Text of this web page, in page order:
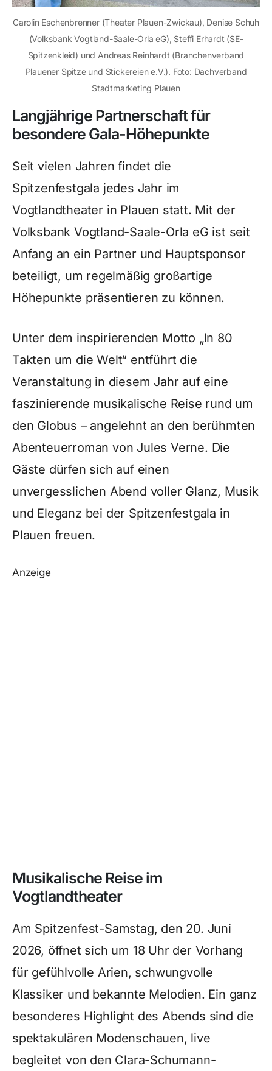
Carolin Eschenbrenner (Theater Plauen-Zwickau), Denise Schuh
(Volksbank Vogtland-Saale-Orla eG), Steffi Erhardt (SE-
Spitzenkleid) und Andreas Reinhardt (Branchenverband
Plauener Spitze und Stickereien e.V.). Foto: Dachverband
Stadtmarketing Plauen
Langjährige Partnerschaft für
besondere Gala-Höhepunkte
Seit vielen Jahren findet die
Spitzenfestgala jedes Jahr im
Vogtlandtheater in Plauen statt. Mit der
Volksbank Vogtland-Saale-Orla eG ist seit
Anfang an ein Partner und Hauptsponsor
beteiligt, um regelmäßig großartige
Höhepunkte präsentieren zu können.
Unter dem inspirierenden Motto „In 80
Takten um die Welt“ entführt die
Veranstaltung in diesem Jahr auf eine
faszinierende musikalische Reise rund um
den Globus – angelehnt an den berühmten
Abenteuerroman von Jules Verne. Die
Gäste dürfen sich auf einen
unvergesslichen Abend voller Glanz, Musik
und Eleganz bei der Spitzenfestgala in
Plauen freuen.
Anzeige
Musikalische Reise im
Vogtlandtheater
Am Spitzenfest-Samstag, den 20. Juni
2026, öffnet sich um 18 Uhr der Vorhang
für gefühlvolle Arien, schwungvolle
Klassiker und bekannte Melodien. Ein ganz
besonderes Highlight des Abends sind die
spektakulären Modenschauen, live
begleitet von den Clara-Schumann-